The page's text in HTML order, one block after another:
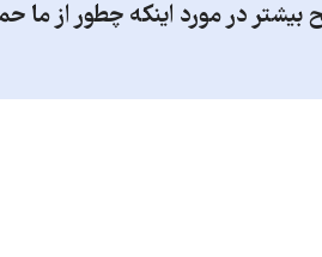
بیشتر در مورد اینکه چطور از ما